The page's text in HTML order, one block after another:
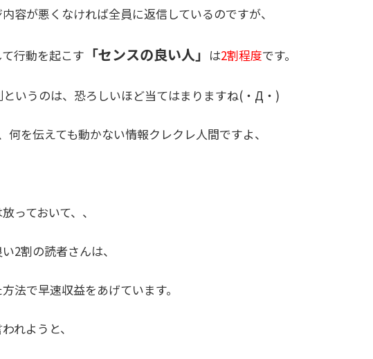
容が悪くなければ全員に返信しているのですが、
行動を起こす 「センスの良い人」 は2割程度です。
というのは、恐ろしいほど当てはまりますね(・Д・)
何を伝えても動かない情報クレクレ人間ですよ、
っておいて、、
2割の読者さんは、
法で早速収益をあげています。
れようと、